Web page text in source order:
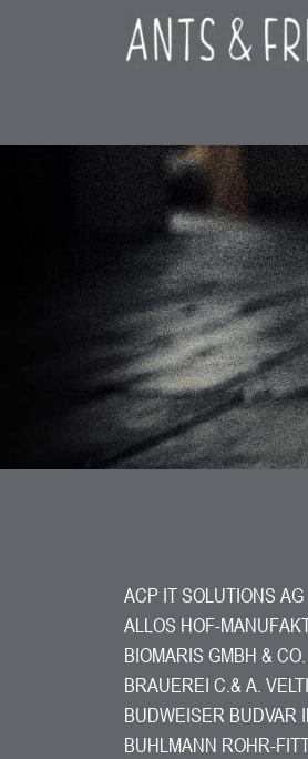
ACP IT SOLUTIONS AG
ALLOS HOF-
BIOMARIS GMBH &
BRAUEREI C.& A.
BUDWEISER BUDVAR
BUHLMANN ROHR-